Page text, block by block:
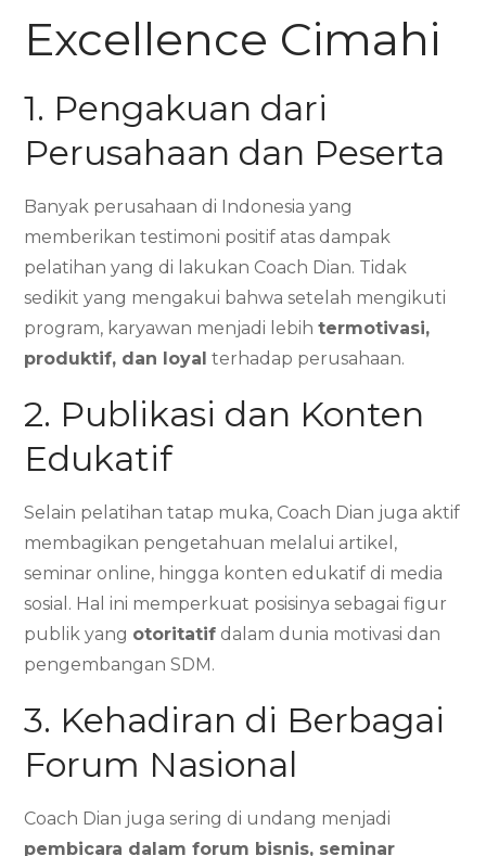
Excellence Cimahi
1. Pengakuan dari
Perusahaan dan Peserta
Banyak perusahaan di Indonesia yang
memberikan testimoni positif atas dampak
pelatihan yang di lakukan Coach Dian. Tidak
sedikit yang mengakui bahwa setelah mengikuti
program, karyawan menjadi lebihtermotivasi,
produktif, dan loyal terhadap perusahaan.
2. Publikasi dan Konten
Edukatif
Selain pelatihan tatap muka, Coach Dian juga aktif
membagikan pengetahuan melalui artikel,
seminar online, hingga konten edukatif di media
sosial. Hal ini memperkuat posisinya sebagai figur
publik yang otoritatif dalam dunia motivasi dan
pengembangan SDM.
3. Kehadiran di Berbagai
Forum Nasional
Coach Dian juga sering di undang menjadi
pembicara dalam forum bisnis, seminar